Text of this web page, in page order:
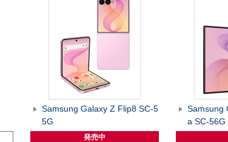
Samsung Galaxy Z Flip8 SC-5
5G
発売中
Samsung
a SC-56G